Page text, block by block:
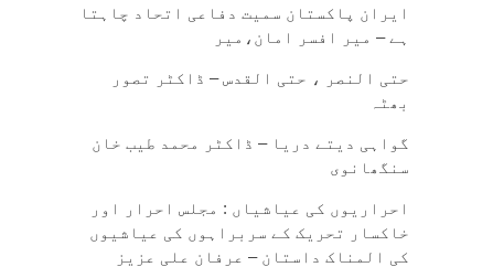
ایران پاکستان سمیت دفاعی اتحاد چاہتا
ہے – میر افسر امان،میر
حتی النصر ، حتی القدس – ڈاکٹر تصور
بھٹہ
گواہی دیتے دریا – ڈاکٹر محمد طیب خان
سنگھانوی
احراریوں کی عیاشیاں : مجلس احرار اور
خاکسار تحریک کے سربراہوں کی عیاشیوں
کی المناک داستان – عرفان علی عزیز